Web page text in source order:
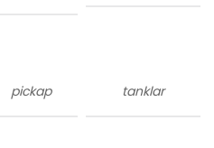
pickap tanklar